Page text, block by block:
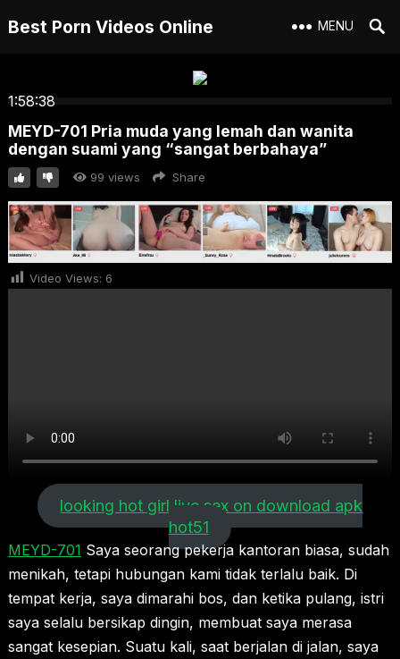
Best Porn Videos Online MENU
1:58:38
MEYD-701 Pria muda yang lemah dan wanita
dengan suami yang “sangat berbahaya”
99 views Share
Video Views: 6
looking hot girl live sex on download apk
hot51
MEYD-701 Saya seorang pekerja kantoran biasa, sudah
menikah, tetapi hubungan kami tidak terlalu baik. Di
tempat kerja, saya dimarahi bos, dan ketika pulang, istri
saya selalu bersikap dingin, membuat saya merasa
sangat kesepian. Suatu kali, saat berjalan di jalan, saya